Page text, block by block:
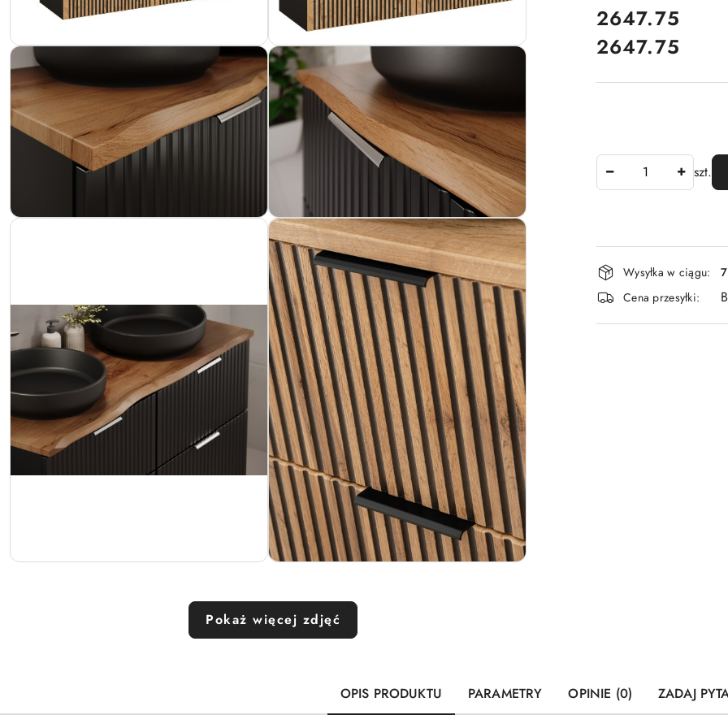
Pokaż więcej zdjęć
cena:
2647.75
Cena:
2647.75
szt.
Dostępność
i
dostawa
Wysyłka w ciągu:
Cena przesyłki:
OPIS PRODUKTU PARAMETRY OPINIE (0) ZADAJ